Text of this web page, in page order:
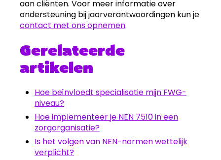
aan cliënten. Voor meer informatie over
ondersteuning bij jaarverantwoordingen kun je
contact met ons opnemen.
Gerelateerde
artikelen
Hoe beïnvloedt specialisatie mijn FWG-
niveau?
Hoe implementeer je NEN 7510 in een
zorgorganisatie?
Is het volgen van NEN-normen wettelijk
verplicht?